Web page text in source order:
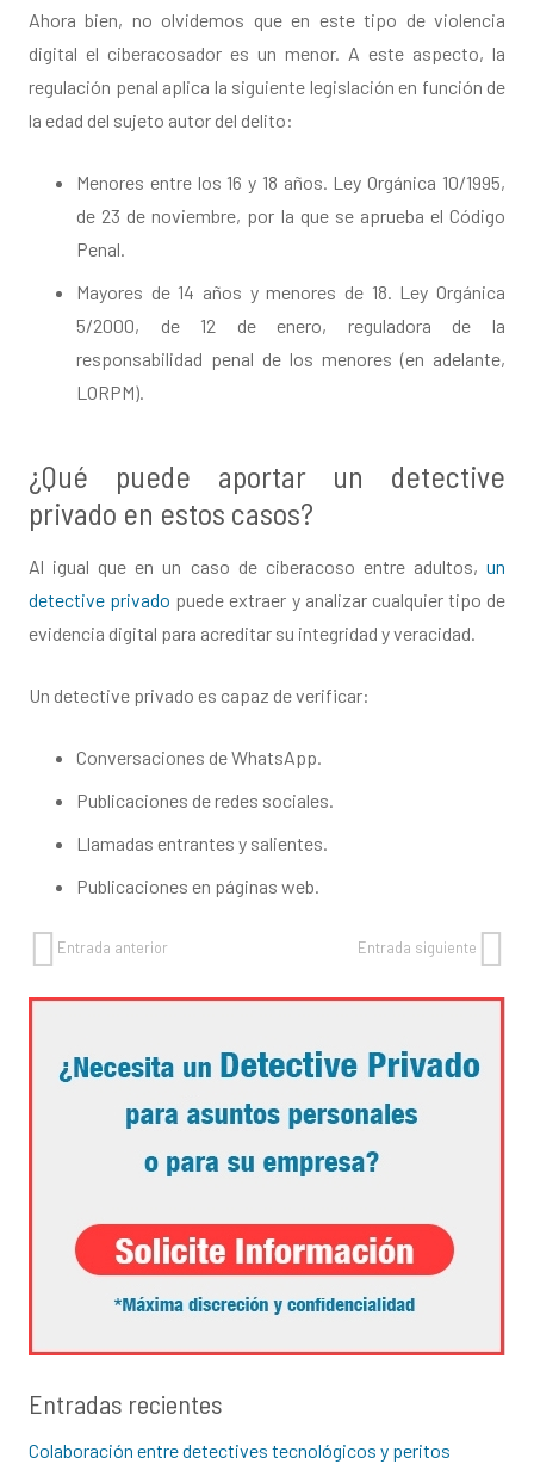
Ahora bien, no olvidemos que en este tipo de violencia
digital el ciberacosador es un menor. A este aspecto, la
regulación penal aplica la siguiente legislación en función de
la edad del sujeto autor del delito:
Menores entre los 16 y 18 años. Ley Orgánica 10/1995,
de 23 de noviembre, por la que se aprueba el Código
Penal.
Mayores de 14 años y menores de 18. Ley Orgánica
5/2000, de 12 de enero, reguladora de la
responsabilidad penal de los menores (en adelante,
LORPM).
¿Qué puede aportar un detective
privado en estos casos?
Al igual que en un caso de ciberacoso entre adultos, un
detective privado puede extraer y analizar cualquier tipo de
evidencia digital para acreditar su integridad y veracidad.
Un detective privado es capaz de verificar:
Conversaciones de WhatsApp.
Publicaciones de redes sociales.
Llamadas entrantes y salientes.
Publicaciones en páginas web.
Entrada anterior Entrada siguiente
Entradas recientes
Colaboración entre detectives tecnológicos y peritos